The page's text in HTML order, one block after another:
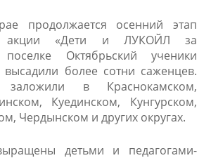
продолжается осенний этап
акции «Дети и ЛУКОЙЛ за
Октябрьский ученики
более сотни саженцев.
в Краснокамском,
Куединском, Кунгурском,
Чердынском и других округах.
детьми и педагогами-